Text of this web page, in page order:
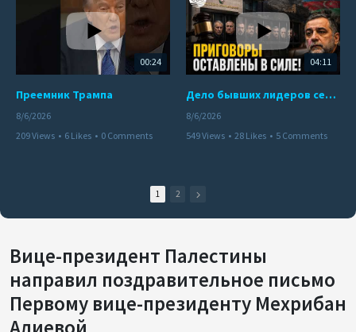
00:24
Преемник Трампа
8/6/2026
209 Views • 6 Likes • 0 Comments
04:11
Дело бывших лидеров сепаратистского режима в Карабахе
8/6/2026
549 Views • 28 Likes • 5 Comments
1 2
Вице-президент Палестины
направил поздравительное письмо
Первому вице-президенту Мехрибан
Алиевой